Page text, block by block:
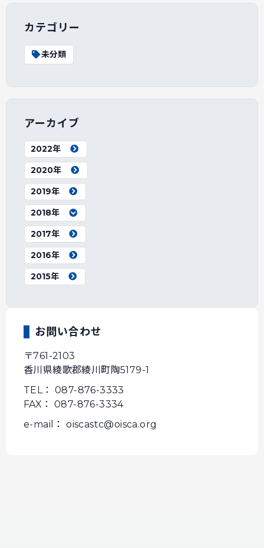
カテゴリー
未分類
アーカイブ
2022年
2020年
2019年
2018年
2017年
2016年
2015年
お問い合わせ
〒761-2103
香川県綾歌郡綾川町陶5179-1
TEL： 087-876-3333
FAX： 087-876-3334
e-mail： oiscastc@oisca.org